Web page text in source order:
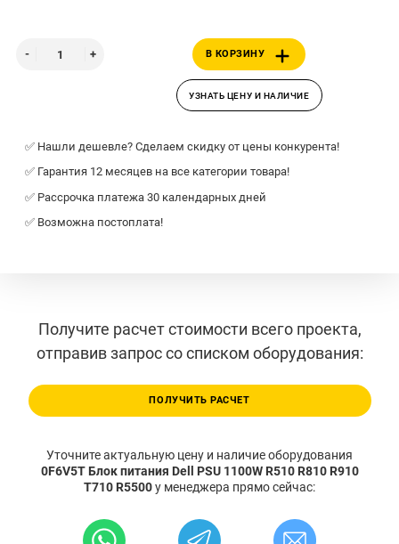
В КОРЗИНУ
УЗНАТЬ ЦЕНУ И НАЛИЧИЕ
✅ Нашли дешевле? Сделаем скидку от цены конкурента!
✅ Гарантия 12 месяцев на все категории товара!
✅ Рассрочка платежа 30 календарных дней
✅ Возможна постоплата!
Получите расчет стоимости всего проекта,
отправив запрос со списком оборудования:
ПОЛУЧИТЬ РАСЧЕТ
Уточните актуальную цену и наличие оборудования
0F6V5T Блок питания Dell PSU 1100W R510 R810 R910
T710 R5500у менеджера прямо сейчас: